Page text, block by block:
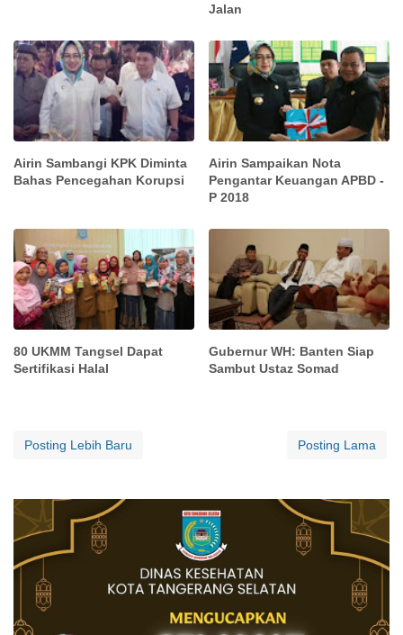
Jalan
Airin Sambangi KPK Diminta
Bahas Pencegahan Korupsi
Airin Sampaikan Nota
Pengantar Keuangan APBD -
P 2018
80 UKMM Tangsel Dapat
Sertifikasi Halal
Gubernur WH: Banten Siap
Sambut Ustaz Somad
Posting Lebih Baru Posting Lama